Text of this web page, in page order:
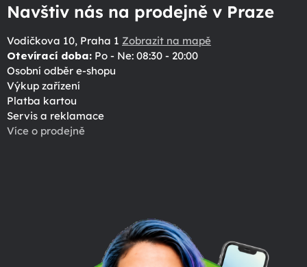
Navštiv nás na prodejně v Praze
Vodičkova 10, Praha 1 Zobrazit na mapě
Otevírací doba: Po - Ne: 08:30 - 20:00
Osobní odběr e-shopu
Výkup zařízení
Platba kartou
Servis a reklamace
Více o prodejně